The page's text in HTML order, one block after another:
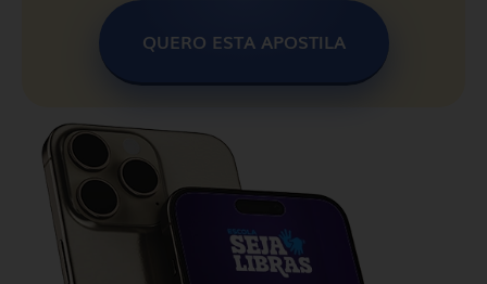
QUERO ESTA APOSTILA